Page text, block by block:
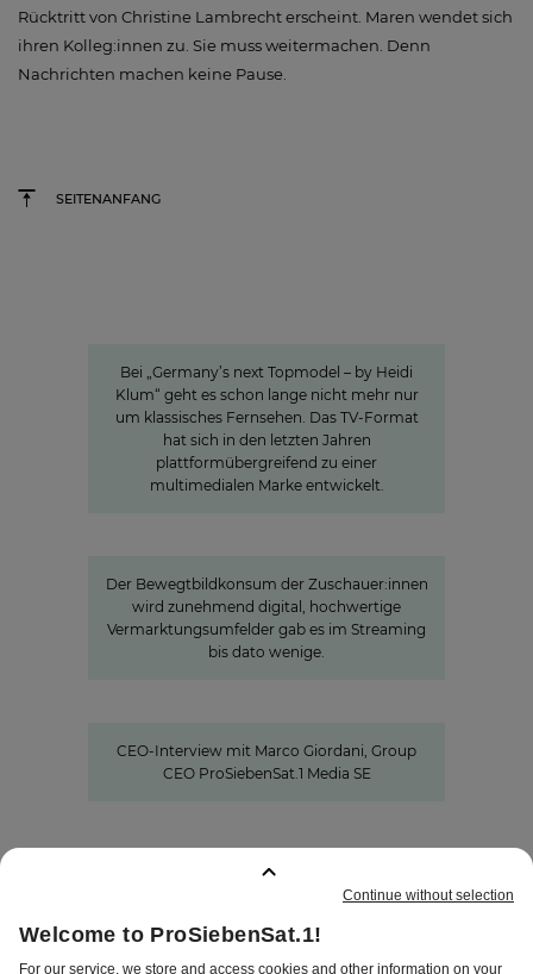
Rücktritt von Christine Lambrecht erscheint. Maren wendet sich
ihren Kolleg:innen zu. Sie muss weitermachen. Denn
Nachrichten machen keine Pause.
SEITENANFANG
Bei „Germany’s next Topmodel – by Heidi
Klum“ geht es schon lange nicht mehr nur
um klassisches Fernsehen. Das TV-Format
hat sich in den letzten Jahren
plattformübergreifend zu einer
multimedialen Marke entwickelt.
Der Bewegtbildkonsum der Zuschauer:innen
wird zunehmend digital, hochwertige
Vermarktungsumfelder gab es im Streaming
bis dato wenige.
CEO-Interview mit Marco Giordani, Group
CEO ProSiebenSat.1 Media SE
DATENSCHUTZ
AGB